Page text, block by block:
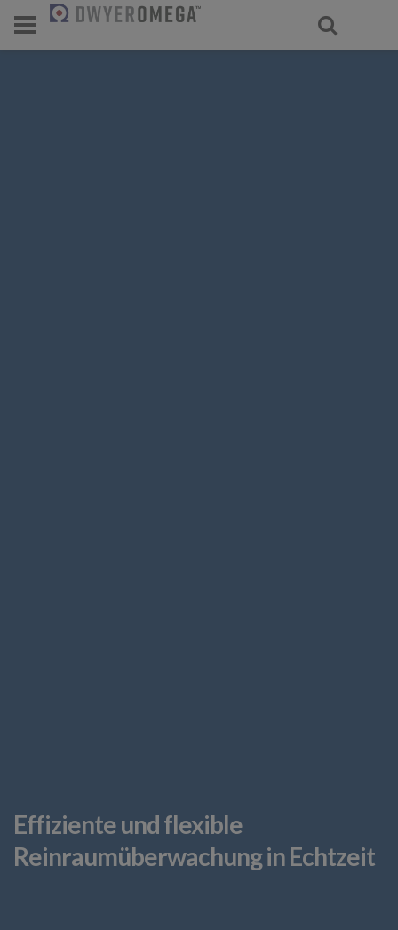
Effiziente und flexible
Reinraumüberwachung in Echtzeit